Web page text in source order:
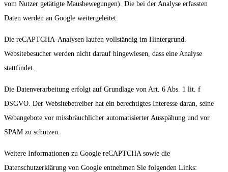
vom Nutzer getätigte Mausbewegungen). Die bei der Analyse erfassten
Daten werden an Google weitergeleitet.
Die reCAPTCHA-Analysen laufen vollständig im Hintergrund.
Websitebesucher werden nicht darauf hingewiesen, dass eine Analyse
stattfindet.
Die Datenverarbeitung erfolgt auf Grundlage von Art. 6 Abs. 1 lit. f
DSGVO. Der Websitebetreiber hat ein berechtigtes Interesse daran, seine
Webangebote vor missbräuchlicher automatisierter Ausspähung und vor
SPAM zu schützen.
Weitere Informationen zu Google reCAPTCHA sowie die
Datenschutzerklärung von Google entnehmen Sie folgenden Links: